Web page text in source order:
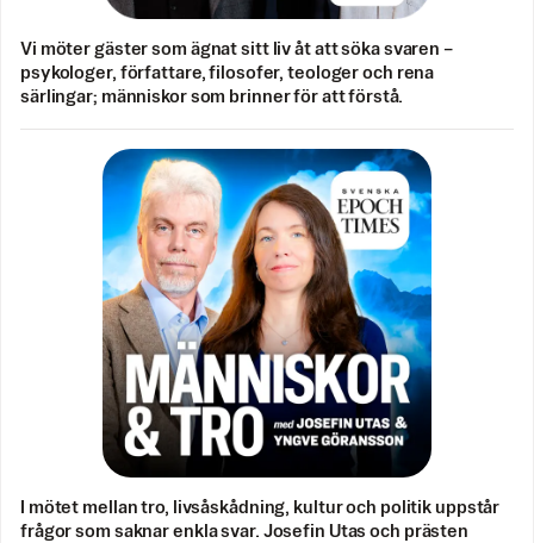
Vi möter gäster som ägnat sitt liv åt att söka svaren –
psykologer, författare, filosofer, teologer och rena
särlingar; människor som brinner för att förstå.
I mötet mellan tro, livsåskådning, kultur och politik uppstår
frågor som saknar enkla svar. Josefin Utas och prästen